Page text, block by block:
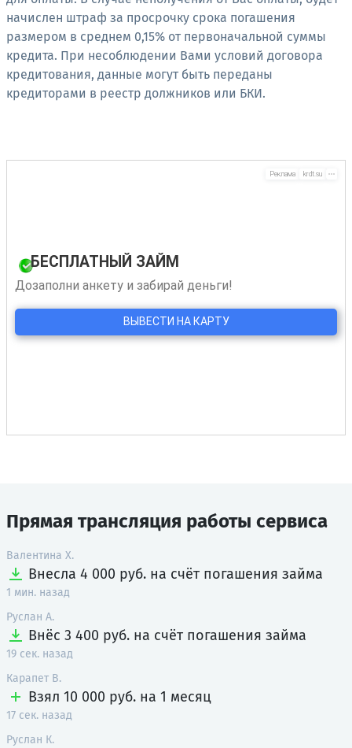
начислен штраф за просрочку срока погашения
размером в среднем 0,15% от первоначальной суммы
кредита. При несоблюдении Вами условий договора
кредитования, данные могут быть переданы
кредиторами в реестр должников или БКИ.
Прямая трансляция работы сервиса
Валентина Х.
Внесла 4 000 руб. на счёт погашения займа
1 мин. назад
Руслан А.
Внёс 3 400 руб. на счёт погашения займа
19 сек. назад
Карапет В.
Взял 10 000 руб. на 1 месяц
17 сек. назад
Руслан К.